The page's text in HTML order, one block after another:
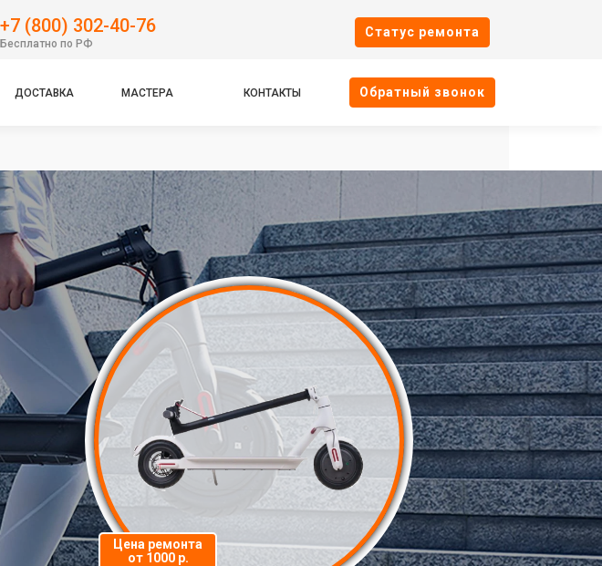
+7 (800) 302-40-76
Бесплатно по РФ
Cтатус ремонта
ДОСТАВКА МАСТЕРА КОНТАКТЫ Oбратный звонок
Цена ремонта
от 1000 р.